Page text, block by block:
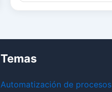
Temas
Automatización de procesos